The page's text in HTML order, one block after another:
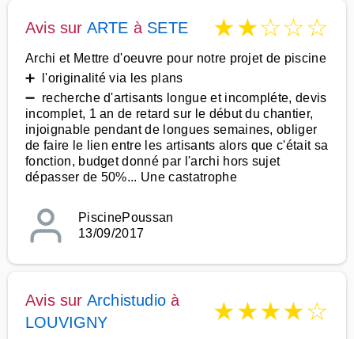
Avis sur ARTE à SETE ★★☆☆☆
Archi et Mettre d'oeuvre pour notre projet de piscine
➕ l'originalité via les plans
➖ recherche d'artisants longue et incompléte, devis
incomplet, 1 an de retard sur le début du chantier,
injoignable pendant de longues semaines, obliger
de faire le lien entre les artisants alors que c'était sa
fonction, budget donné par l'archi hors sujet
dépasser de 50%... Une castatrophe
PiscinePoussan
13/09/2017
Avis sur Archistudio à
LOUVIGNY
★★★★☆